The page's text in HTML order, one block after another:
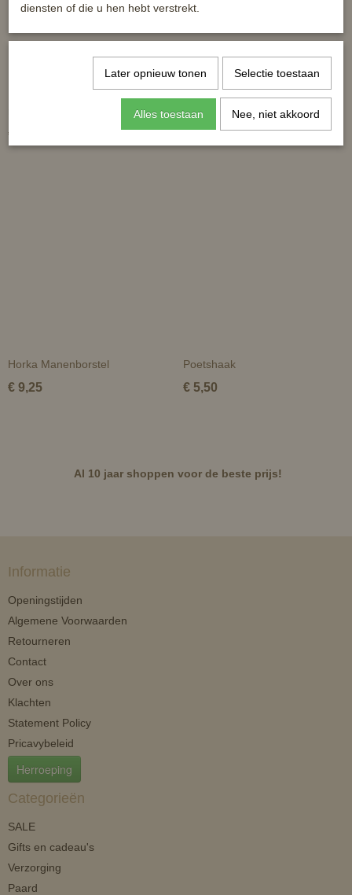
MicroBlue - hét middel tegen
€ 49,50
Horze Sponsborstel
€ 5,25
Horka Manenborstel
€ 9,25
Poetshaak
€ 5,50
Al 10 jaar shoppen voor de beste prijs!
Informatie
Openingstijden
Algemene Voorwaarden
Retourneren
Contact
Over ons
Klachten
Statement Policy
Pricavybeleid
Herroeping
Categorieën
SALE
Gifts en cadeau's
Verzorging
Paard
diensten of die u hen hebt verstrekt.
Later opnieuw tonen Selectie toestaan
Alles toestaan Nee, niet akkoord